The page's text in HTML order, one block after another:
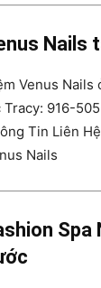
Nails
Venus Nails
Tracy: 916-
Tin Liên
Nails
Spa